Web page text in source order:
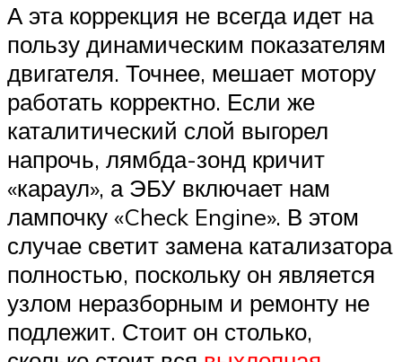
А эта коррекция не всегда идет на
пользу динамическим показателям
двигателя. Точнее, мешает мотору
работать корректно. Если же
каталитический слой выгорел
напрочь, лямбда-зонд кричит
«караул», а ЭБУ включает нам
лампочку «Check Engine». В этом
случае светит замена катализатора
полностью, поскольку он является
узлом неразборным и ремонту не
подлежит. Стоит он столько,